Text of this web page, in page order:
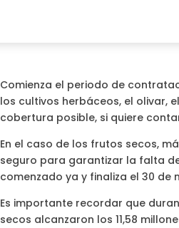
Comienza el periodo de
los cultivos herbáceos, el olivar,
cobertura posible, si quiere
En el caso de los frutos secos,
seguro para garantizar la falta
comenzado ya y finaliza el 30 de
Es importante recordar que
secos alcanzaron los 11,58